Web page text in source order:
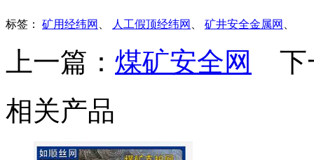
标签： 矿用经纬网 人工假顶经纬网 矿井安全金属网
上一篇： 煤矿安全网
下
相关产品